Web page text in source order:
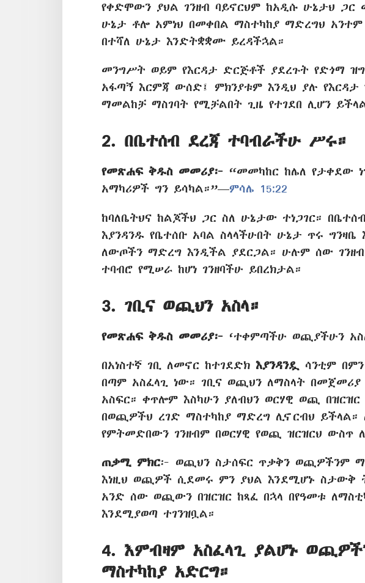
የቀድሞውን ያህል ገንዘብ ባይኖርህም ከአዲሱ ሁኔታህ ጋር
ሁኔታ ቶሎ አምነህ በመቀበል ማስተካከያ ማድረግህ አንተም
በተሻለ ሁኔታ እንድትቋቋሙ ይረዳችኋል።
መንግሥት ወይም የእርዳታ ድርጅቶች ያደረጉት የድጎማ
አፋጣኝ እርምጃ ውሰድ፤ ምክንያቱም እንዲህ ያሉ የእርዳታ
ማመልከቻ ማስገባት የሚቻልበት ጊዜ የተገደበ ሊሆን
2. በቤተሰብ ደረጃ ተባብራችሁ ሥሩ።
የመጽሐፍ ቅዱስ መመሪያ፦
“መመካከር ከሌለ የታቀደው
አማካሪዎች ግን ይሳካል።”—ምሳሌ 15:22
ከባለቤትህና ከልጆችህ ጋር ስለ ሁኔታው ተነጋገር።
እያንዳንዱ የቤተሰቡ አባል ስላላችሁበት ሁኔታ ጥሩ ግንዛቤ
ለውጦችን ማድረግ እንዲችል ያደርጋል። ሁሉም ሰው
ተባብሮ የሚሠራ ከሆነ ገንዘባችሁ ይበረክታል።
3. ገቢና ወጪህን አስላ።
የመጽሐፍ ቅዱስ መመሪያ፦ ‘ተቀምጣችሁ ወጪያችሁን
በአነስተኛ ገቢ ለመኖር ከተገደድክ እያንዳንዷ ሳንቲም
በጣም አስፈላጊ ነው። ገቢና ወጪህን ለማስላት በመጀመሪያ
አስፍር። ቀጥሎም እስካሁን ያለብህን ወርሃዊ ወጪ በዝርዝር
በወጪዎችህ ረገድ ማስተካከያ ማድረግ ሊኖርብህ ይችላል።
የምትመድበውን ገንዘብም በወርሃዊ የወጪ ዝርዝርህ ውስጥ
ጠቃሚ ምክር፦ ወጪህን ስታሰፍር ጥቃቅን ወጪዎችንም
እነዚህ ወጪዎች ሲደመሩ ምን ያህል እንደሚሆኑ ስታውቅ
አንድ ሰው ወጪውን በዝርዝር ከጻፈ በኋላ በየዓመቱ
እንደሚያወጣ ተገንዝቧል።
4. እምብዛም አስፈላጊ ያልሆኑ
ማስተካከያ አድርግ።